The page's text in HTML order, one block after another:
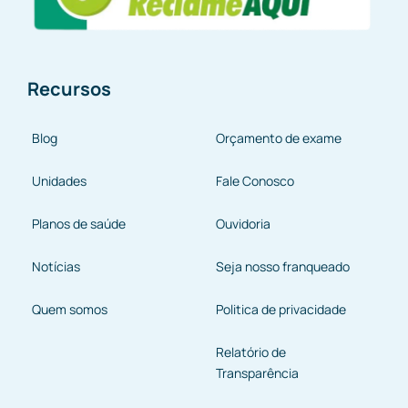
Recursos
Blog
Unidades
Planos de saúde
Notícias
Quem somos
Orçamento de exame
Fale Conosco
Ouvidoria
Seja nosso franqueado
Politica de privacidade
Relatório de
Transparência